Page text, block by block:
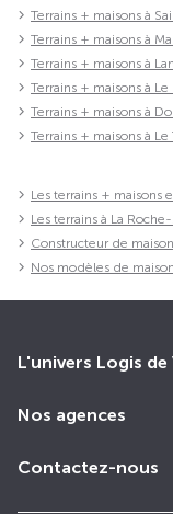
Terrains + maisons à
Terrains + maisons à
Terrains + maisons à
Terrains + maisons à
Terrains + maisons à
Terrains + maisons à Le
Les terrains + maisons
Les terrains à La
Constructeur de
Nos modèles de
L'univers Logis de
Nos agences
Contactez-nous